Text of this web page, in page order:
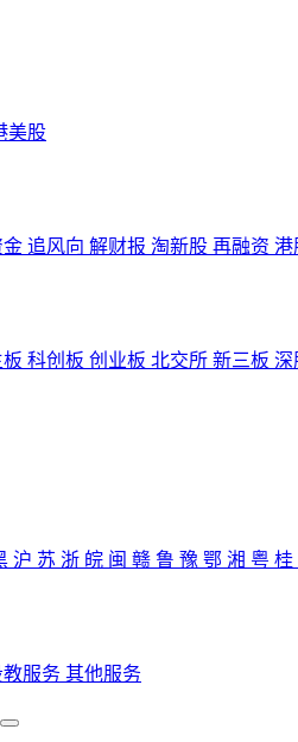
美股
金 追风向 解财报 淘新股 再融资
科创板 创业板 北交所 新三板
沪 苏 浙 皖 闽 赣 鲁 豫 鄂 湘 粤 桂
教服务 其他服务